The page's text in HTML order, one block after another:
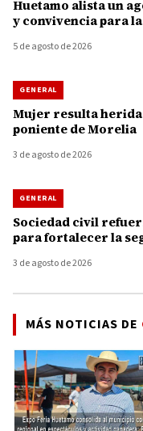
Huetamo alista un
y convivencia para
5 de agosto de 2026
GENERAL
Mujer resulta
poniente de Morelia
3 de agosto de 2026
GENERAL
Sociedad civil
para fortalecer la
3 de agosto de 2026
MÁS NOTICIAS DE